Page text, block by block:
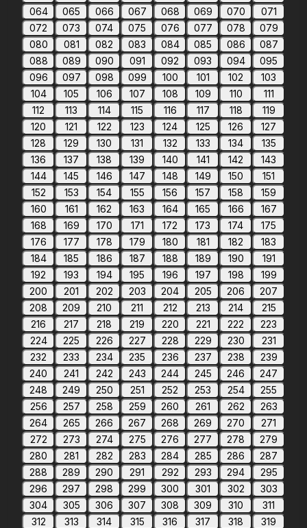
064
065 066 067 068 069 070
071
072
073 074 075 076 077 078
079
080
081 082 083 084 085 086
087
088
089 090 091 092 093 094
095
096
097 098 099 100 101 102
103
104
105 106 107 108 109 110
111
112
113 114 115 116 117 118
119
120
121 122 123 124 125 126
127
128
129 130 131 132 133 134
135
136
137 138 139 140 141 142
143
144
145 146 147 148 149 150
151
152
153 154 155 156 157 158
159
160
161 162 163 164 165 166
167
168
169 170 171 172 173 174
175
176
177 178 179 180 181 182
183
184
185 186 187 188 189 190
191
192
193 194 195 196 197 198
199
200
201 202 203 204 205 206
207
208
209 210 211 212 213 214
215
216
217 218 219 220 221 222
223
224
225 226 227 228 229 230
231
232
233 234 235 236 237 238
239
240
241 242 243 244 245 246
247
248
249 250 251 252 253 254
255
256
257 258 259 260 261 262
263
264
265 266 267 268 269 270
271
272
273 274 275 276 277 278
279
280
281 282 283 284 285 286
287
288
289 290 291 292 293 294
295
296
297 298 299 300 301 302
303
304
305 306 307 308 309 310
311
312
313 314 315 316 317 318
319